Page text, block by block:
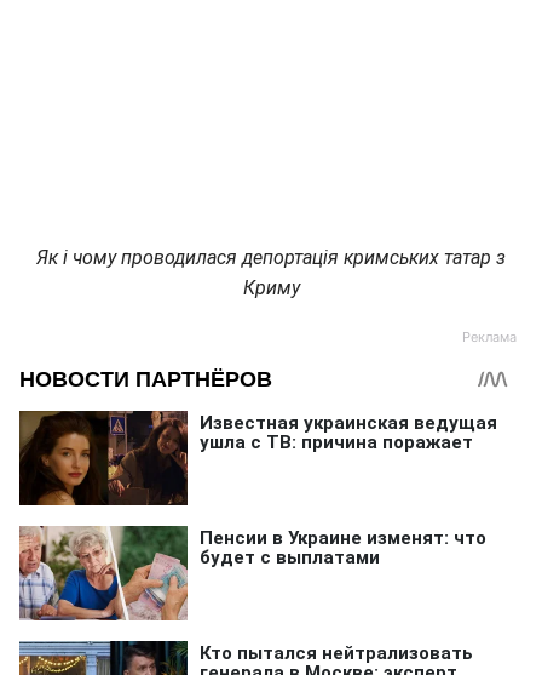
Як і чому проводилася депортація кримських татар з
Криму